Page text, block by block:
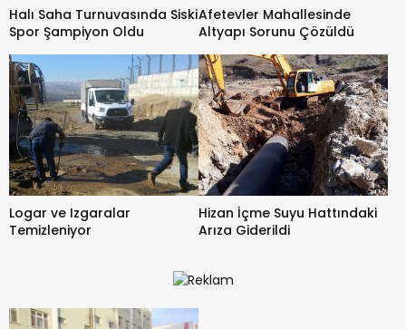
Halı Saha Turnuvasında Siski
Spor Şampiyon Oldu
Afetevler Mahallesinde
Altyapı Sorunu Çözüldü
Logar ve Izgaralar
Temizleniyor
Hizan İçme Suyu Hattındaki
Arıza Giderildi